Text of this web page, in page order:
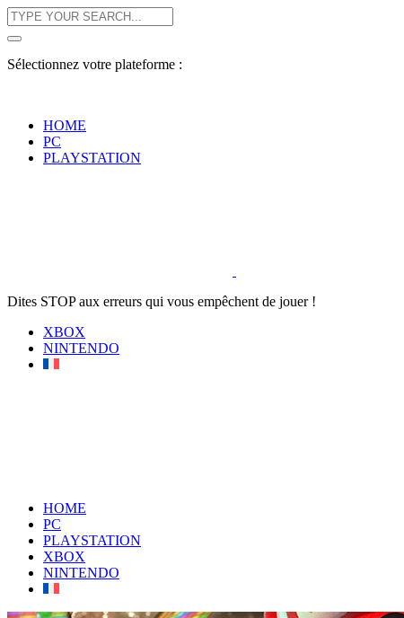
Sélectionnez votre plateforme :
HOME
PC
PLAYSTATION
Dites STOP aux erreurs qui vous empêchent de jouer !
XBOX
NINTENDO
HOME
PC
PLAYSTATION
XBOX
NINTENDO